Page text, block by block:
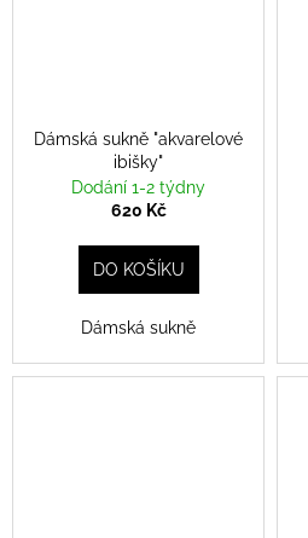
Dámská sukně "akvarelové
ibišky"
Dodání 1-2 týdny
620 Kč
DO KOŠÍKU
Dámská sukně